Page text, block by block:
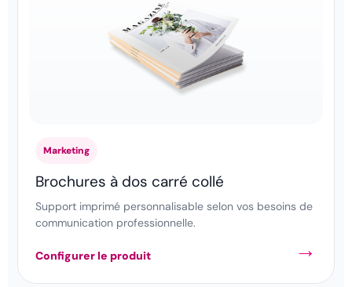
Marketing
Brochures à dos carré collé
Support imprimé personnalisable selon vos besoins de
communication professionnelle.
Configurer le produit